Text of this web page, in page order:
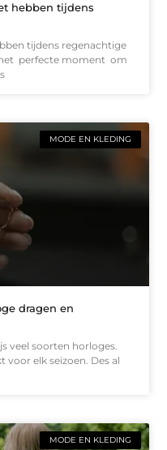
hebben tijdens
tijdens regenachtige
perfecte moment om
MODE EN KLEDING
dragen en
veel soorten horloges.
voor elk seizoen. Des al
MODE EN KLEDING